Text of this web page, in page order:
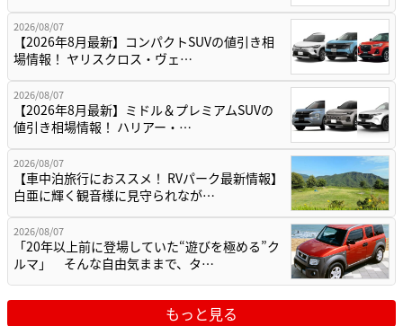
2026/08/07
【2026年8月最新】コンパクトSUVの値引き相
場情報！ ヤリスクロス・ヴェ…
2026/08/07
【2026年8月最新】ミドル＆プレミアムSUVの
値引き相場情報！ ハリアー・…
2026/08/07
【車中泊旅行におススメ！ RVパーク最新情報】
白亜に輝く観音様に見守られなが…
2026/08/07
「20年以上前に登場していた“遊びを極める”ク
ルマ」 そんな自由気ままで、タ…
もっと見る